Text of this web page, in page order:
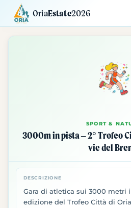
OriaEstate2026
Calendario Mostre Siti da
SPORT &
3000m in pista – 2° Trofeo
vie del
DESCRIZIONE
Gara di atletica sui 3000 metri
edizione del Trofeo Città di